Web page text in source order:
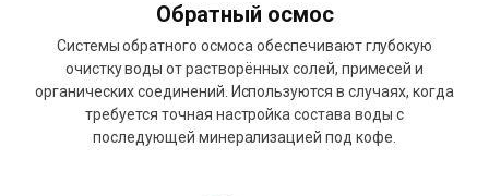
Обратный осмос
Системы обратного осмоса обеспечивают глубокую
очистку воды от растворённых солей, примесей и
органических соединений. Используются в случаях, когда
требуется точная настройка состава воды с
последующей минерализацией под кофе.